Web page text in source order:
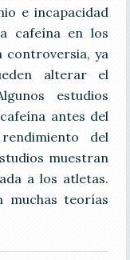
e incapacidad
cafeína en los
controversia, ya
alterar el
estudios
antes del
del
muestran
a los atletas.
muchas teorías